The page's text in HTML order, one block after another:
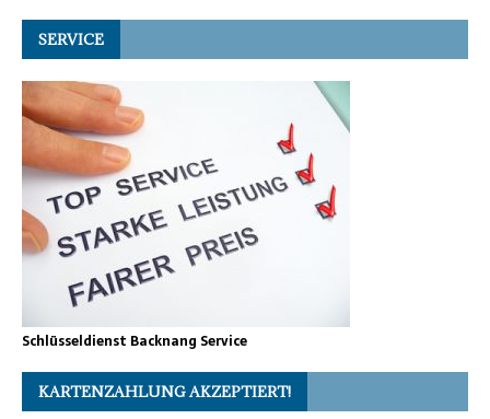
SERVICE
Schlüsseldienst Backnang Service
KARTENZAHLUNG AKZEPTIERT!